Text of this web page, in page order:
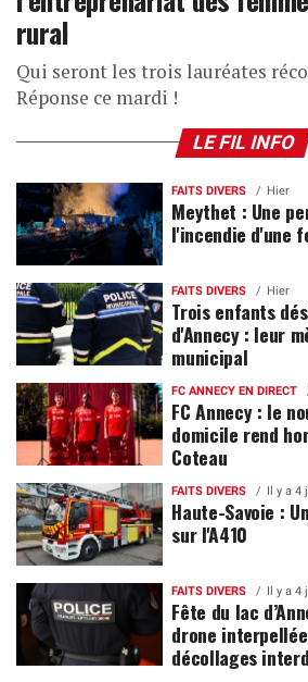
rural
Qui seront les trois lauréates
Réponse ce mardi !
LE FIL INFO
FAITS DIVERS Hier
Meythet : Une
l'incendie d'une
FAITS DIVERS Hier
Trois enfants
d'Annecy : leur
municipal
FC ANNECY EN DIRECT
FC Annecy : le
domicile rend
Coteau
FAITS DIVERS Il y a 4
Haute-Savoie :
sur l'A410
FAITS DIVERS Il y a 4
Fête du lac
drone
décollages